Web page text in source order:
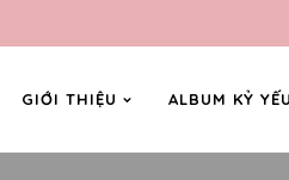
GIỚI THIỆU ALBUM KỶ YẾU